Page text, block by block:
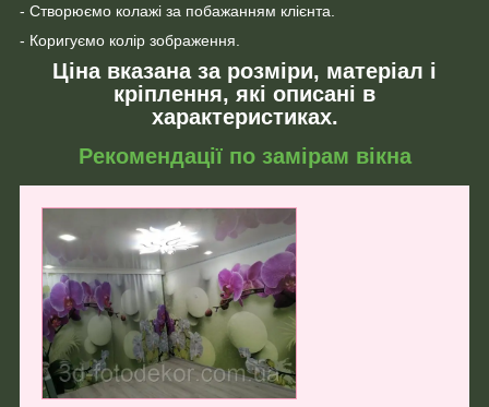
- Створюємо колажі за побажанням клієнта.
- Коригуємо колір зображення.
Ціна вказана за розміри, матеріал і
кріплення, які описані в
характеристиках.
Рекомендації по замірам вікна